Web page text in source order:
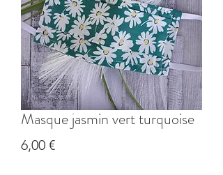
Masque jasmin vert turquoise
6,00 €Prix